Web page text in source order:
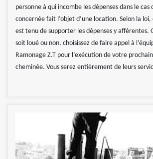
personne à qui incombe les dépenses dans le cas
concernée fait l’objet d’une location. Selon la loi,
est tenu de supporter les dépenses y afférentes.
soit loué ou non, choisissez de faire appel à
Ramonage Z.T pour l’exécution de votre
cheminée. Vous serez entièrement de leurs